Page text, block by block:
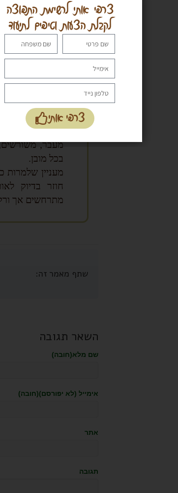
סייד קשוע
האישית שלו,
ולבסוף, קשוע
והסיפור. אביו
עד שהיה חייב
רבים המקרים
בחיי בנו,
אותם על דף
העיסוק בכתיבת
הדורות הבאים.
מעבר,
בכל מובן.
מעניין שלמרות
חוזר בדיוק
מתרחשים אך
שתף מאמר זה:
השאר תגובה
שם מלא(חובה)
אימייל (לא יפורסם)(חובה)
אתר
תגובה
צרפי אותי לרשימת התפוצה
לקבלת הצעות וטיפים לתיעוד
צרפי אותי